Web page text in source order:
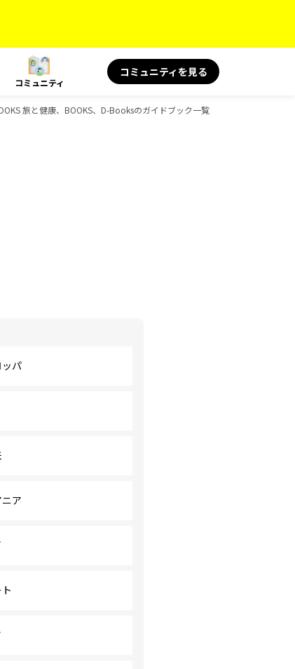
コミュニティ
コミュニティを見る
旅と健康、BOOKS、D-Booksのガイドブック一覧
ッパ
ア